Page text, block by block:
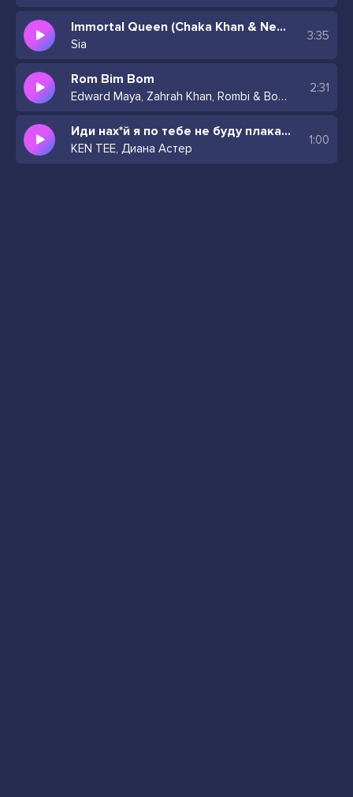
Immortal Queen (Chaka Khan & Neneh Cherry Remix)
Sia
3:35
Rom Bim Bom
Edward Maya, Zahrah Khan, Rombi & Bombi
2:31
Иди нах*й я по тебе не буду плакать
KEN TEE, Диана Астер
1:00